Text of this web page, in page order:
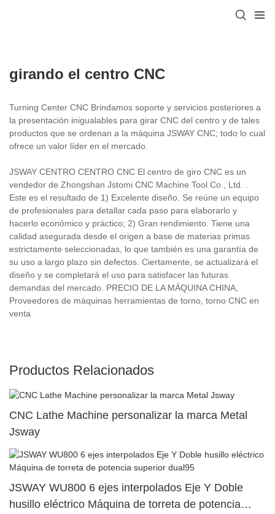
girando el centro CNC
Turning Center CNC Brindamos soporte y servicios posteriores a
la presentación inigualables para girar CNC del centro y de tales
productos que se ordenan a la máquina JSWAY CNC; todo lo cual
ofrece un valor líder en el mercado.
JSWAY CENTRO CENTRO CNC El centro de giro CNC es un
vendedor de Zhongshan Jstomi CNC Machine Tool Co., Ltd. .
Este es el resultado de 1) Excelente diseño. Se reúne un equipo
de profesionales para detallar cada paso para elaborarlo y
hacerlo económico y práctico; 2) Gran rendimiento. Tiene una
calidad asegurada desde el origen a base de materias primas
estrictamente seleccionadas, lo que también es una garantía de
su uso a largo plazo sin defectos. Ciertamente, se actualizará el
diseño y se completará el uso para satisfacer las futuras
demandas del mercado. PRECIO DE LA MÁQUINA CHINA,
Proveedores de máquinas herramientas de torno, torno CNC en
venta
Productos Relacionados
CNC Lathe Machine personalizar la marca Metal
Jsway
JSWAY WU800 6 ejes interpolados Eje Y Doble
husillo eléctrico Máquina de torreta de potencia